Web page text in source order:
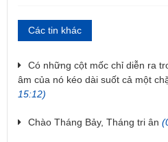
Các tin khác
Có những cột mốc chỉ diễn ra
âm của nó kéo dài suốt cả một
15:12)
Chào Tháng Bảy, Tháng tri ân